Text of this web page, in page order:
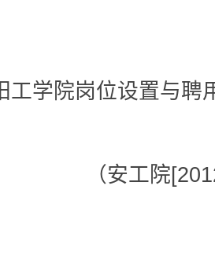
工学院岗位设置与聘
（安工院